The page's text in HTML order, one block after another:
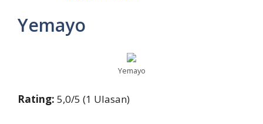
Yemayo
Yemayo
Rating: 5,0/5 (1 Ulasan)